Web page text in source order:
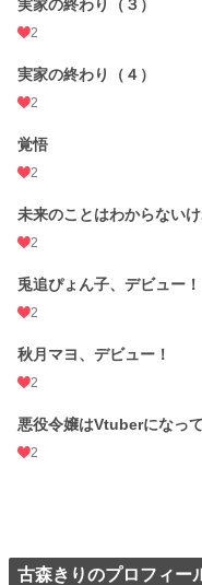
実家の終わり（３）
2
実家の終わり（４）
2
覚悟
2
未来のことはわからない
2
兎追ぴょん子、デビュー！
2
秋月マヨ、デビュー！
2
悪役令嬢はVtuberになっ
2
古森きりのプロフィー